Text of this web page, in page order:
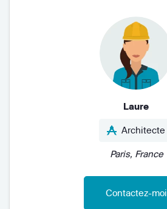
Laure
Architecte
Paris, France
Contactez-moi